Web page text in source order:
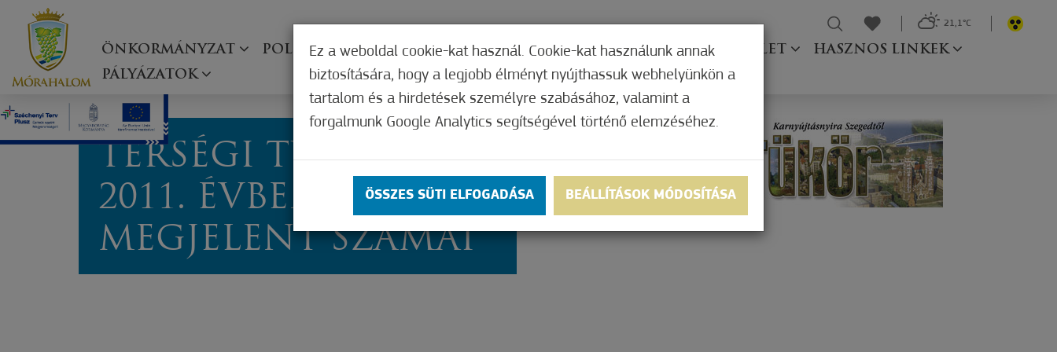
ÖNKORMÁNYZAT POLGÁRMESTERI HIVATAL INTÉZMÉNYEK KÉPVISELŐ TESTÜLET
HASZNOS LINKEK
PÁLYÁZATOK
21,1°C
TÉRSÉGI TÜKÖR
2011. ÉVBEN
MEGJELENT SZÁMAI
Ez a weboldal cookie-kat használ. Cookie-kat használunk annak
biztosítására, hogy a legjobb élményt nyújthassuk webhelyünkön a
tartalom és a hirdetések személyre szabásához, valamint a
forgalmunk Google Analytics segítségével történő elemzéséhez.
ÖSSZES SÜTI ELFOGADÁSA BEÁLLÍTÁSOK MÓDOSÍTÁSA